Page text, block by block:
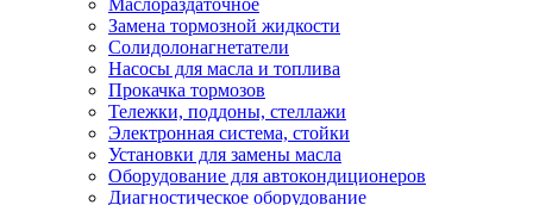
Маслораздаточное
Замена тормозной жидкости
Солидолонагнетатели
Насосы для масла и топлива
Прокачка тормозов
Тележки, поддоны, стеллажи
Электронная система, стойки
Установки для замены масла
Оборудование для автокондиционеров
Диагностическое оборудование